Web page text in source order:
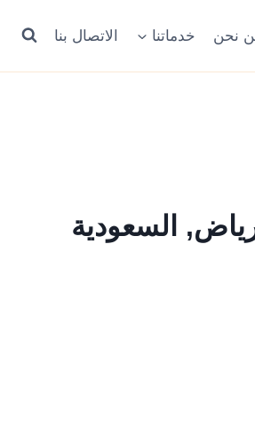
نحن خدماتنا الاتصال بنا
السعودية